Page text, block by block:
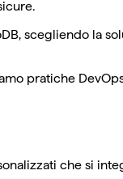
scegliendo la
pratiche
che si